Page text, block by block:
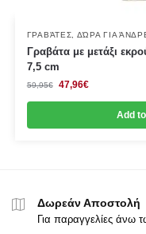
ΓΡΑΒΆΤΕΣ, ΔΏΡΑ ΓΙΑ
Γραβάτα με μετάξι
7,5 cm
59,95€ 47,96€
Add
Δωρεάν Αποστολή
Για παραγγελίες άνω